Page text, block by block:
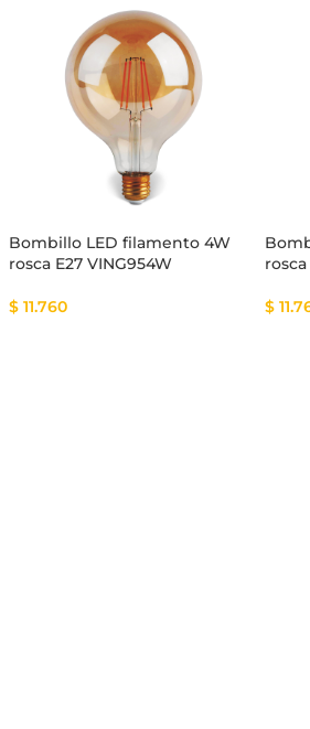
Bombillo LED filamento 4W
rosca E27 VING954W
$11.760
rosca
$